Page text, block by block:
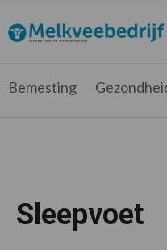
de
hoofdnavigatie
de
hoofd
de
voettekst
Melkveebedrijf.be
Nieuws
melkveehouder
Bemesting
Sleepvoet